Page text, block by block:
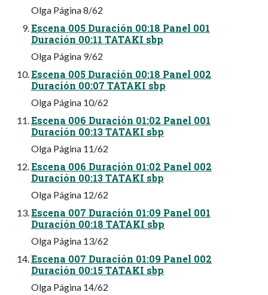
Olga Página 8/62
Escena 005 Duración 00:18 Panel 001
Duración 00:11 TATAKI sbp
Olga Página 9/62
Escena 005 Duración 00:18 Panel 002
Duración 00:07 TATAKI sbp
Olga Página 10/62
Escena 006 Duración 01:02 Panel 001
Duración 00:13 TATAKI sbp
Olga Página 11/62
Escena 006 Duración 01:02 Panel 002
Duración 00:13 TATAKI sbp
Olga Página 12/62
Escena 007 Duración 01:09 Panel 001
Duración 00:18 TATAKI sbp
Olga Página 13/62
Escena 007 Duración 01:09 Panel 002
Duración 00:15 TATAKI sbp
Olga Página 14/62